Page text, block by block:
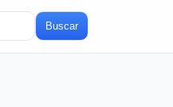
Buscar